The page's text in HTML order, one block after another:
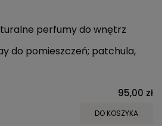
perfumy do wnętrz
do pomieszczeń; patchula,
95,00 zł
DO KOSZYKA